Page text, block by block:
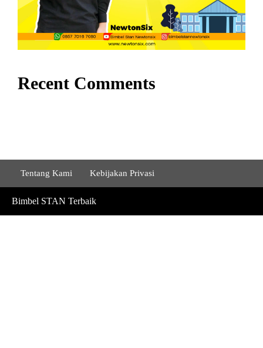
Recent Comments
Tentang Kami Kebijakan Privasi
Bimbel STAN Terbaik